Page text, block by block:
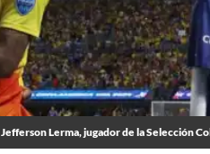
Jefferson Lerma, jugador de la Selección